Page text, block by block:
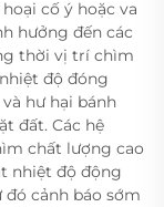
cố ý hoặc va
hưởng đến các
thời vị trí chìm
độ đóng
hư hại bánh
đất. Các hệ
chất lượng cao
nhiệt độ động
cảnh báo sớm